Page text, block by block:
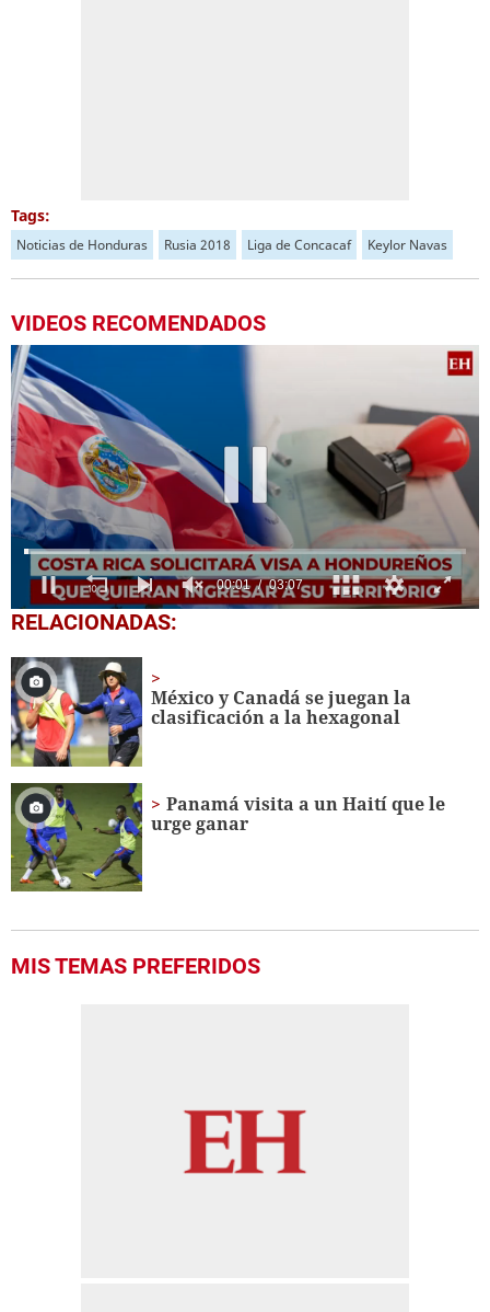
Tags:
Noticias de Honduras Rusia 2018 Liga de Concacaf Keylor Navas
VIDEOS RECOMENDADOS
0
seconds
3
minutes,
7
seconds
RELACIONADAS:
México y Canadá se juegan la
clasificación a la hexagonal
Panamá visita a un Haití que le
urge ganar
MIS TEMAS PREFERIDOS